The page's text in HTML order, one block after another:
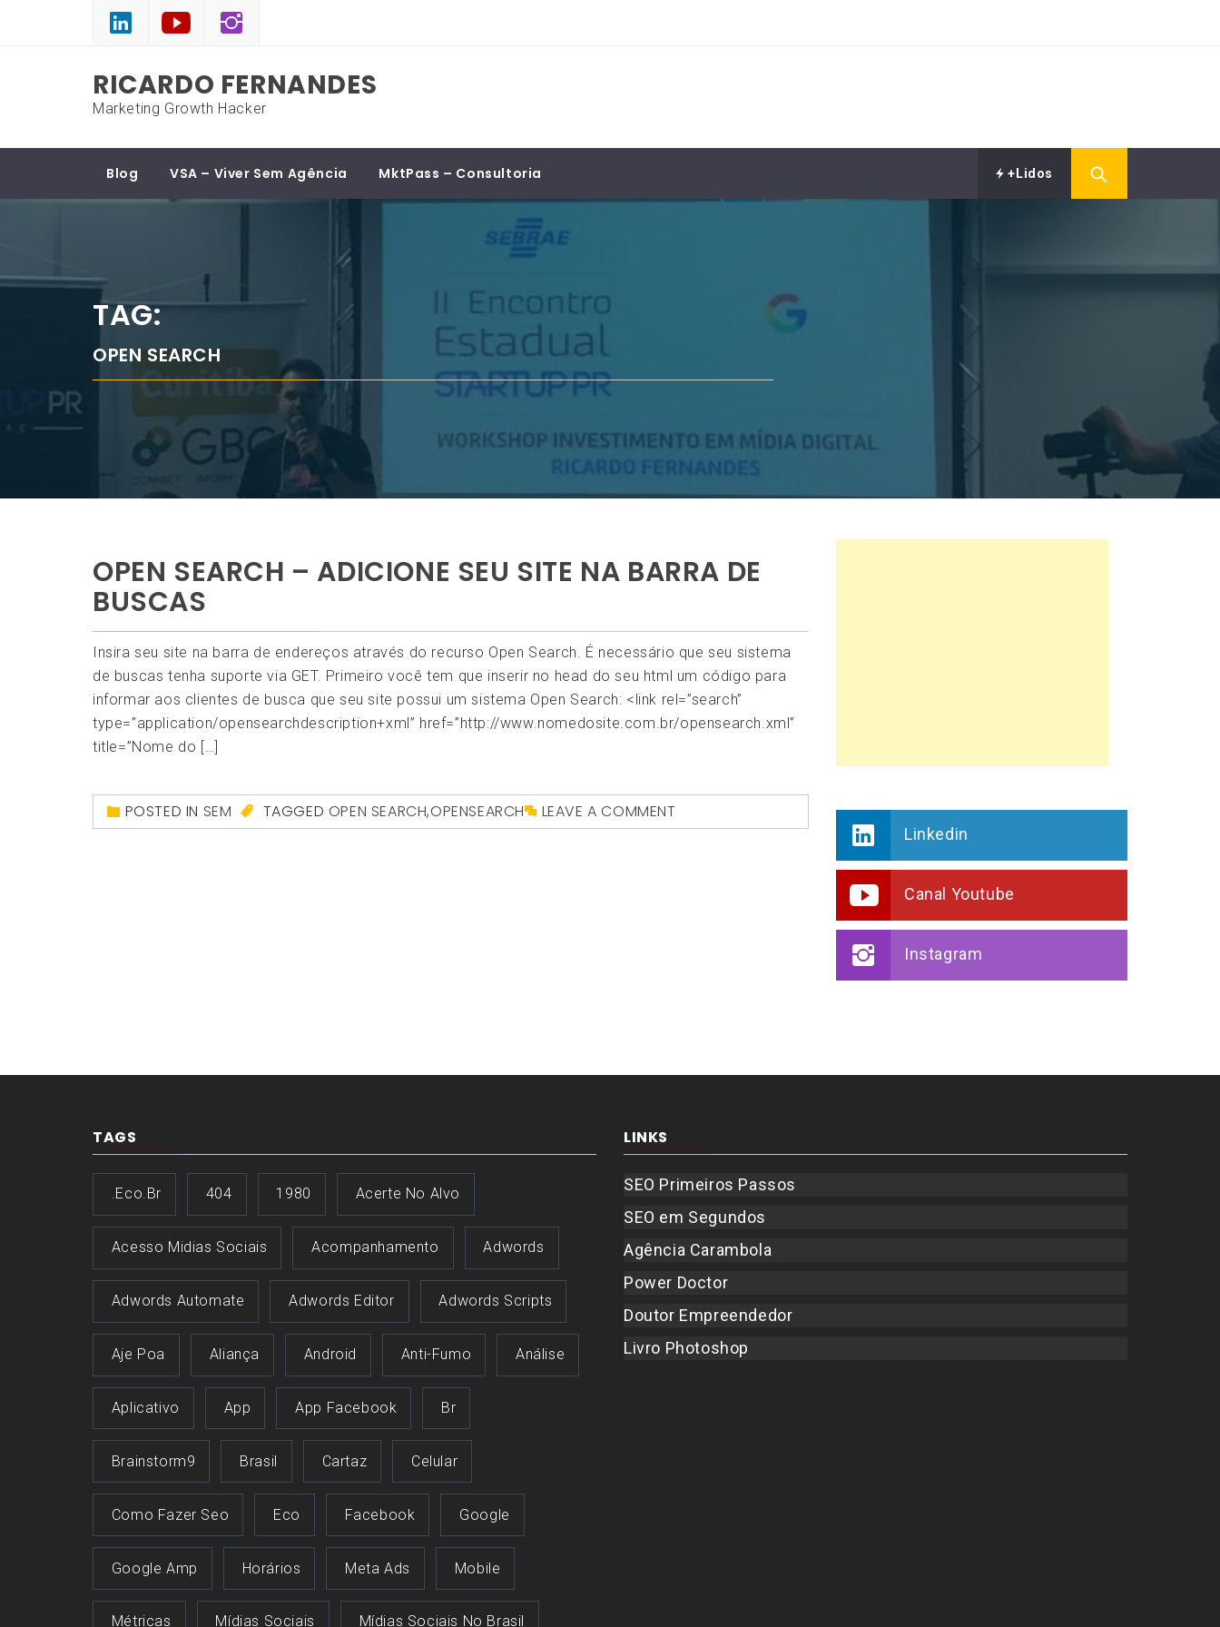
RICARDO FERNANDES
Marketing Growth Hacker
Blog VSA – Viver Sem Agência MktPass – Consultoria +Lidos
TAG:
OPEN SEARCH
OPEN SEARCH – ADICIONE SEU SITE NA BARRA DE
BUSCAS
Insira seu site na barra de endereços através do recurso Open Search. É necessário que seu sistema
de buscas tenha suporte via GET. Primeiro você tem que inserir no head do seu html um código para
informar aos clientes de busca que seu site possui um sistema Open Search: <link rel=”search”
type=”application/opensearchdescription+xml” href=”http://www.nomedosite.com.br/opensearch.xml”
title=”Nome do […]
POSTED IN SEM TAGGED OPEN SEARCH,OPENSEARCH LEAVE A COMMENT
Linkedin
Canal Youtube
Instagram
TAGS
.eco.br 404 1980 Acerte No Alvo
Acesso Midias Sociais Acompanhamento Adwords
Adwords Automate Adwords Editor Adwords Scripts
Aje Poa Aliança Android Anti-Fumo Análise
Aplicativo App App Facebook Br
Brainstorm9 Brasil Cartaz Celular
Como Fazer Seo Eco Facebook Google
Google Amp Horários Meta Ads Mobile
Métricas Mídias Sociais Mídias Sociais No Brasil
LINKS
SEO Primeiros Passos
SEO em Segundos
Agência Carambola
Power Doctor
Doutor Empreendedor
Livro Photoshop